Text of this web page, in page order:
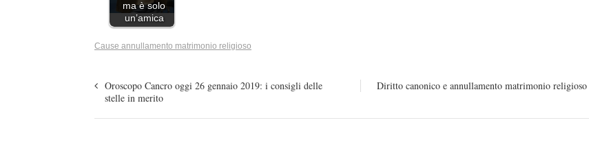
ma è solo
un’amica
Cause annullamento matrimonio religioso
Oroscopo Cancro oggi 26 gennaio 2019: i consigli delle
stelle in merito
Diritto canonico e annullamento matrimonio religioso